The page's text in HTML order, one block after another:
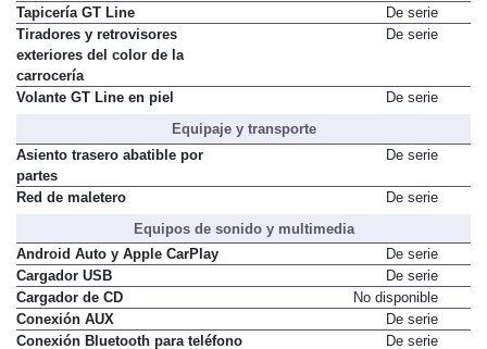
Tapicería GT Line
De serie
Tiradores y retrovisores
exteriores del color de la
carrocería
De serie
Volante GT Line en piel
De serie
Equipaje y transporte
Asiento trasero abatible por
partes
De serie
Red de maletero
De serie
Equipos de sonido y multimedia
Android Auto y Apple CarPlay
De serie
Cargador USB
De serie
Cargador de CD
No disponible
Conexión AUX
De serie
Conexión Bluetooth para teléfono
De serie